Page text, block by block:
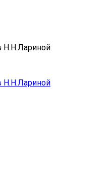
Н.Н.Лариной
Н.Н.Лариной